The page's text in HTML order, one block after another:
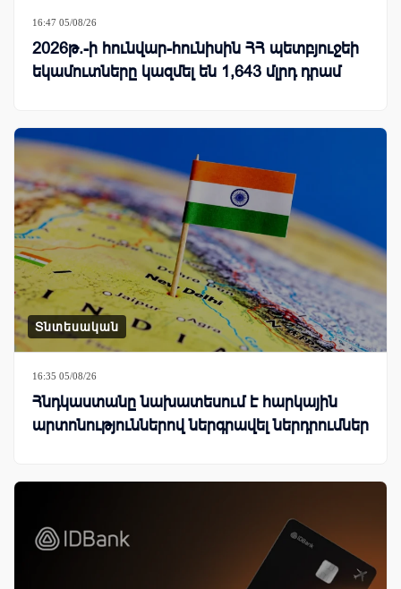
16:47 05/08/26
2026թ.-ի հունվար-հունիսին ՀՀ պետբյուջեի
եկամուտները կազմել են 1,643 մլրդ դրամ
Տնտեսական
16:35 05/08/26
Հնդկաստանը նախատեսում է հարկային
արտոնություններով ներգրավել ներդրումներ